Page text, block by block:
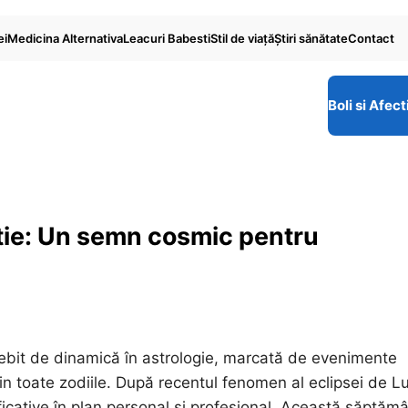
Medicina AlternativaLeacuri BabestiStil de viaţăŞtiri sănătateContact
Boli si
Un semn cosmic pentru
de dinamică în astrologie, marcată de evenimente
toate zodiile. După recentul fenomen al eclipsei de